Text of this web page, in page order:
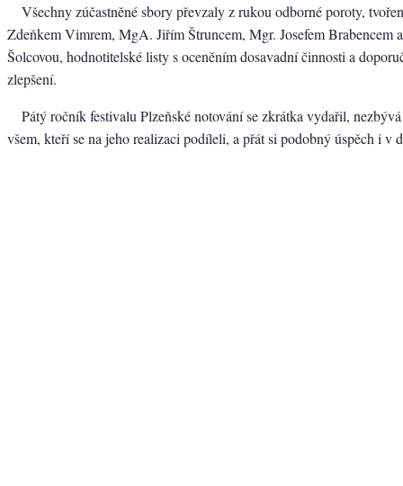
Všechny zúčastněné sbory převzaly z rukou odborné poroty,
Zdeňkem Vimrem, MgA. Jiřím Štruncem, Mgr. Josefem Brabencem
Šolcovou, hodnotitelské listy s oceněním dosavadní činnosti a
zlepšení.
Pátý ročník festivalu Plzeňské notování se zkrátka vydařil,
všem, kteří se na jeho realizaci podíleli, a přát si podobný úspěch i v